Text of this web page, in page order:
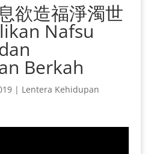
欲造福淨濁世
Nafsu
Berkah
| Lentera Kehidupan